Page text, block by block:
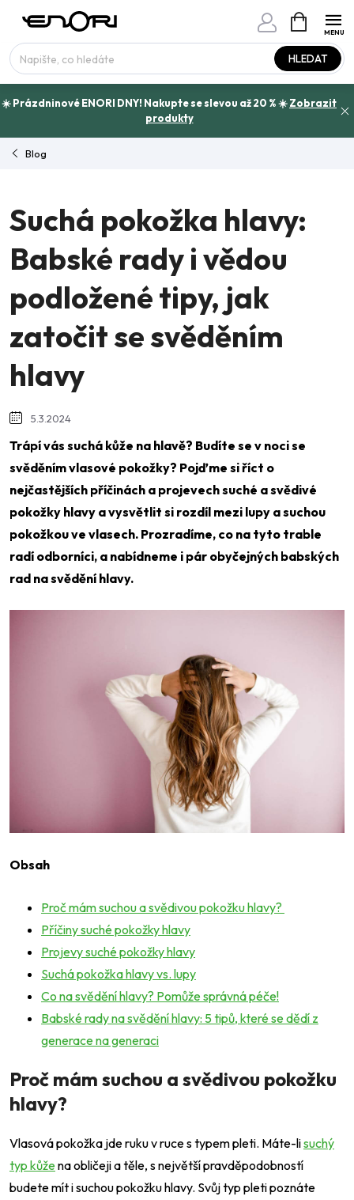
obsah
HLEDAT
KOŠÍK
☀️ Prázdninové ENORI DNY! Nakupte se slevou až 20 % ☀️Zobrazit
produkty
Blog
Suchá pokožka hlavy:
Babské rady i vědou
podložené tipy, jak
zatočit se svěděním
hlavy
5.3.2024
Trápí vás suchá kůže na hlavě? Budíte se v noci se
svěděním vlasové pokožky? Pojďme si říct o
nejčastějších příčinách a projevech suché a svědivé
pokožky hlavy a vysvětlit si rozdíl mezi lupy a suchou
pokožkou ve vlasech. Prozradíme, co na tyto trable
radí odborníci, a nabídneme i pár obyčejných babských
rad na svědění hlavy.
Obsah
Proč mám suchou a svědivou pokožku hlavy?
Příčiny suché pokožky hlavy
Projevy suché pokožky hlavy
Suchá pokožka hlavy vs. lupy
Co na svědění hlavy? Pomůže správná péče!
Babské rady na svědění hlavy: 5 tipů, které se dědí z
generace na generaci
Proč mám suchou a svědivou pokožku
hlavy?
Vlasová pokožka jde ruku v ruce s typem pleti. Máte-lisuchý
typ kůže na obličeji a těle, s největší pravděpodobností
budete mít i suchou pokožku hlavy. Svůj typ pleti poznáte
www.enori.cz - Chat